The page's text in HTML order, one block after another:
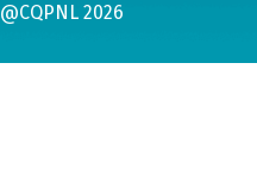
@CQPNL 2026